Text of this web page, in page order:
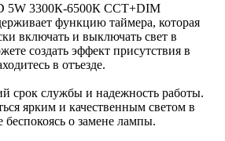
5W 3300К-6500К CCT+DIM
функцию таймера, которая
включать и выключать свет в
создать эффект присутствия в
в отъезде.
срок службы и надежность работы.
ярким и качественным светом в
беспокоясь о замене лампы.